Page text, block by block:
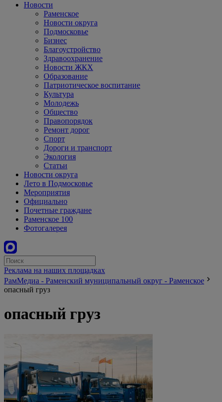
Новости
Раменское
Новости округа
Подмосковье
Бизнес
Благоустройство
Здравоохранение
Новости ЖКХ
Образование
Патриотическое воспитание
Культура
Молодежь
Общество
Правопорядок
Ремонт дорог
Спорт
Дороги и транспорт
Экология
Статьи
Новости округа
Лето в Подмосковье
Мероприятия
Официально
Почетные граждане
Раменское 100
Фотогалерея
Реклама на наших площадках
РамМедиа - Раменский муниципальный округ - Раменское
опасный груз
опасный груз